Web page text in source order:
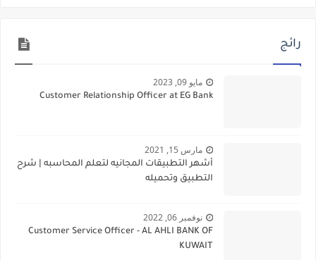
رائج
مايو 09, 2023
Customer Relationship Officer at EG Bank
مارس 15, 2021
أشهر التطبيقات المجانيه لتعلم المحاسبه | شرح
التطبيق وتحميله
نوفمبر 06, 2022
Customer Service Officer - AL AHLI BANK OF
KUWAIT